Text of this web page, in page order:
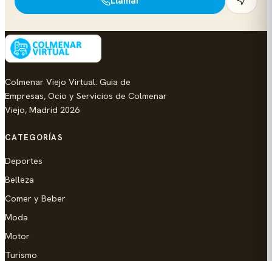
Colmenar Viejo Virtual: Guia de
Empresas, Ocio y Servicios de Colmenar
Viejo, Madrid 2026
CATEGORÍAS
Deportes
Belleza
Comer y Beber
Moda
Motor
Turismo